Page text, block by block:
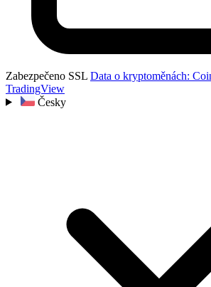
Zabezpečeno SSL Data o kryptoměnách:
TradingView
Česky